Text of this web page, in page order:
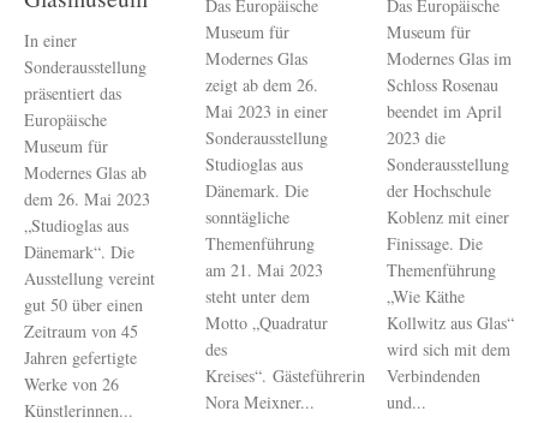
In einer
Sonderausstellung
präsentiert das
Europäische
Museum für
Modernes Glas ab
dem 26. Mai 2023
„Studioglas aus
Dänemark“. Die
Ausstellung vereint
gut 50 über einen
Zeitraum von 45
Jahren gefertigte
Werke von 26
Künstlerinnen...
Das Europäische
Museum für
Modernes Glas
zeigt ab dem 26.
Mai 2023 in einer
Sonderausstellung
Studioglas aus
Dänemark. Die
sonntägliche
Themenführung
am 21. Mai 2023
steht unter dem
Motto „Quadratur
des
Kreises“. Gästeführerin
Nora Meixner...
Das Europäische
Museum für
Modernes Glas im
Schloss Rosenau
beendet im April
2023 die
Sonderausstellung
der Hochschule
Koblenz mit einer
Finissage. Die
Themenführung
„Wie Käthe
Kollwitz aus Glas“
wird sich mit dem
Verbindenden
und...